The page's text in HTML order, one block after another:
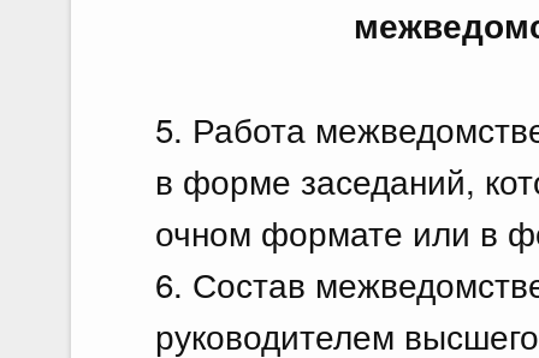
5. Работа
в форме заседаний,
очном формате или в
6. Состав
руководителем